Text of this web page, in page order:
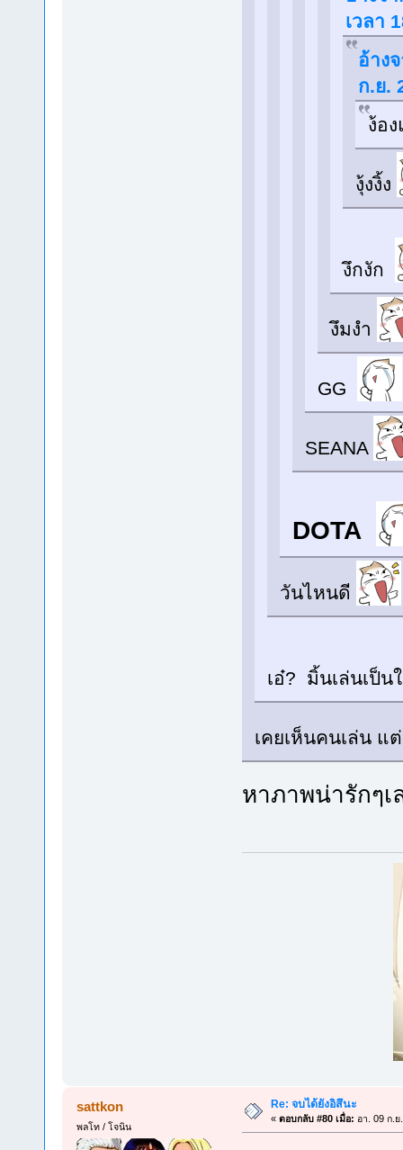
เวลา
อ้าง
ก.ย.
ง้อง
งุ้งงิ้ง
งึกงัก
งึมงำ
GG
SEANA
DOTA
วันไหนดี
เอ๋? มิ้นเล่นเป็
เคยเห็นคนเล่น แ
หาภาพน่ารักๆ
sattkon
พลโท / โจนิน
Re: จบได้ยังอิสึนะ
« ตอบกลับ #80 เมื่อ: อา. 09 ก.ย